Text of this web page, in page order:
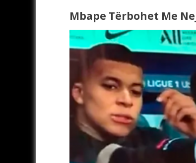
Mbape Tërbohet Me